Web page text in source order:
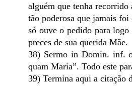
alguém que tenha
tão poderosa que jamais foi
só ouve o pedido para logo
preces de sua querida Mãe.
38) Sermo in Domin. inf.
quam Maria”. Todo este
39) Termina aqui a citação